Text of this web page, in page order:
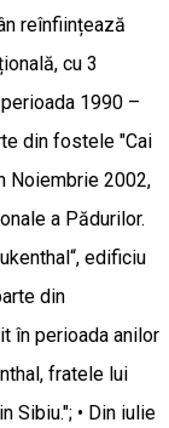
reînființează
cu 3
1990 –
din fostele "Cai
Noiembrie 2002,
a Pădurilor.
edificiu
din
în perioada anilor
fratele lui
Sibiu."; • Din iulie